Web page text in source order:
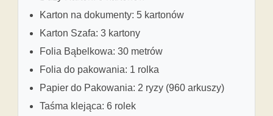
Karton na dokumenty: 5 kartonów
Karton Szafa: 3 kartony
Folia Bąbelkowa: 30 metrów
Folia do pakowania: 1 rolka
Papier do Pakowania: 2 ryzy (960 arkuszy)
Taśma klejąca: 6 rolek